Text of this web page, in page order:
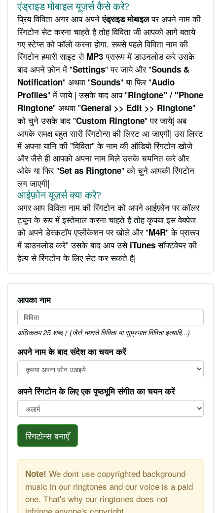
एंड्राइड मोबाइल यूज़र्स कैसे करे?
प्रिय विविता अगर आप अपनेएंड्राइड मोबाइलपर अपने नाम की
रिंगटोन सेट करना चाहते है तोह विविता जी आपको आगे बताये
गए स्टेप्स को फॉलो करना होगा. सबसे पहले विविता नाम की
रिंगटोन हमारी साइट से MP3प्रारूप में डाउनलोड करे उसके
बाद अपने फ़ोन में "Settings" पर जाये और "Sounds &
Notification" अथवा "Sounds" या फिर "Audio
Profiles" में जाये | उसके बाद आप "Ringtone" / "Phone
Ringtone" अथवा "General >> Edit >> Ringtone"
को चुने उसके बाद "Custom Ringtone" पर जाये| अब
आपके समक्ष बहुत सारी रिंगटोन्स की लिस्ट आ जाएगी| उस लिस्ट
में अपना यानि की "विविता" के नाम की ऑडियो रिंगटोन खोजे
और जैसे ही आपको अपना नाम मिले उसके चयनित करे और
ओके या फिर "Set as Ringtone" को चुने आपकी रिंगटोन
लग जाएगी|
आईफ़ोन यूज़र्स क्या करे?
अगर आप विविता नाम की रिंगटोन को अपने आईफ़ोन पर कॉलर
ट्यून के रूप में इस्तेमाल करना चाहते है तोह कृपया इस वेबपेज
को अपने डेस्कटॉप एप्लीकेशन पर खोले और "M4R" के प्रारूप
में डाउनलोड करे" उसके बाद आप उसे iTunesसॉफ्टवेयर की
हेल्प से रिंगटोन के लिए सेट कर सकते है|
आपका नाम
अधिकतम 25 शब्द। (जैसे नमस्ते विविता या सुप्रभात विविता इत्यादि...)
अपने नाम के बाद संदेश का चयन करें
अपने रिंगटोन के लिए एक पृष्ठभूमि संगीत का चयन करें
रिंगटोन्स बनाएँ
Note! We dont use copyrighted background
music in our ringtones and our voice is a paid
one. That's why our ringtones does not
infringe anyone's copyright.